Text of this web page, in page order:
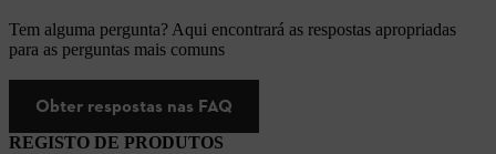
Tem alguma pergunta? Aqui encontrará as respostas apropriadas
para as perguntas mais comuns
Obter respostas nas FAQ
REGISTO DE PRODUTOS